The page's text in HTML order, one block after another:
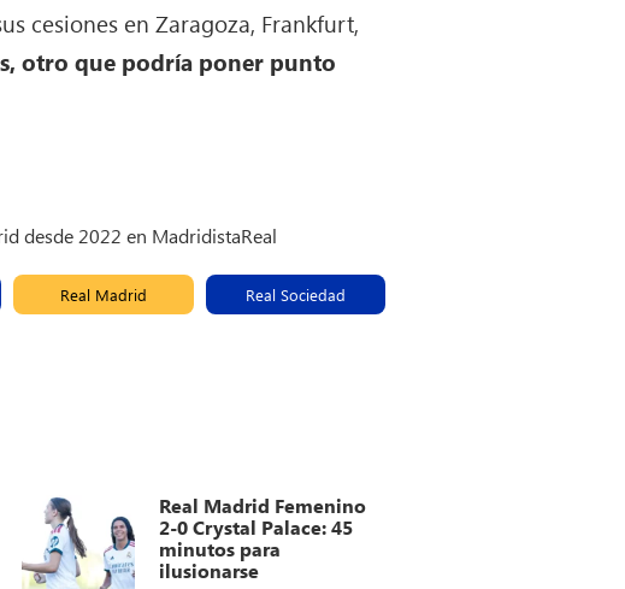
cesiones en Zaragoza, Frankfurt,
otro que podría poner punto
desde 2022 en MadridistaReal
Real Madrid Real Sociedad
Real Madrid Femenino
2-0 Crystal Palace: 45
minutos para
ilusionarse